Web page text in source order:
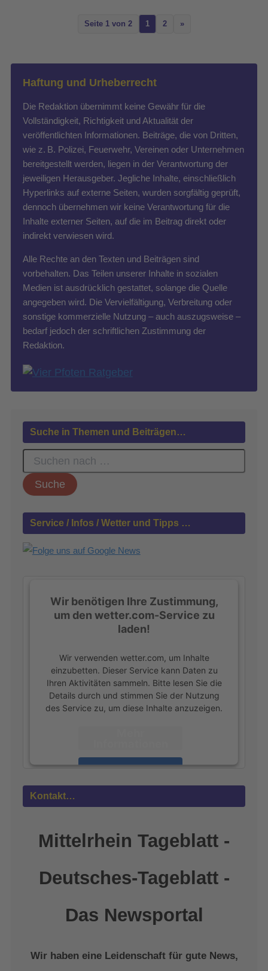
Seite 1 von 2 1 2 »
Haftung und Urheberrecht
Die Redaktion übernimmt keine Gewähr für die
Vollständigkeit, Richtigkeit und Aktualität der
veröffentlichten Informationen. Beiträge, die von Dritten,
wie z. B. Polizei, Feuerwehr, Vereinen oder Unternehmen
bereitgestellt werden, liegen in der Verantwortung der
jeweiligen Herausgeber. Jegliche Inhalte, einschließlich
Hyperlinks auf externe Seiten, wurden sorgfältig geprüft,
dennoch übernehmen wir keine Verantwortung für die
Inhalte externer Seiten, auf die im Beitrag direkt oder
indirekt verwiesen wird.
Alle Rechte an den Texten und Beiträgen sind
vorbehalten. Das Teilen unserer Inhalte in sozialen
Medien ist ausdrücklich gestattet, solange die Quelle
angegeben wird. Die Vervielfältigung, Verbreitung oder
sonstige kommerzielle Nutzung – auch auszugsweise –
bedarf jedoch der schriftlichen Zustimmung der
Redaktion.
Suche in Themen und Beiträgen…
c
h
n
c
Service / Infos / Wetter und Tipps …
Wir benötigen Ihre Zustimmung,
um den wetter.com-Service zu
laden!
Wir verwenden wetter.com, um Inhalte
einzubetten. Dieser Service kann Daten zu
Ihren Aktivitäten sammeln. Bitte lesen Sie die
Details durch und stimmen Sie der Nutzung
des Service zu, um diese Inhalte anzuzeigen.
Akzeptieren
Kontakt…
Mittelrhein Tageblatt -
Deutsches-Tageblatt -
Das Newsportal
Wir haben eine Leidenschaft für gute News,